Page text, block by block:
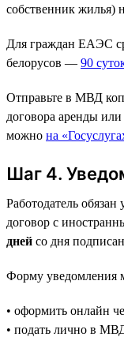
собственник жилья)
Для граждан ЕАЭС
белорусов — 90
Отправьте в МВД
договора аренды
можно на
Шаг 4.
Работодатель
договор с
дней со дня
Форму уведомления
• оформить онлайн
• подать лично в